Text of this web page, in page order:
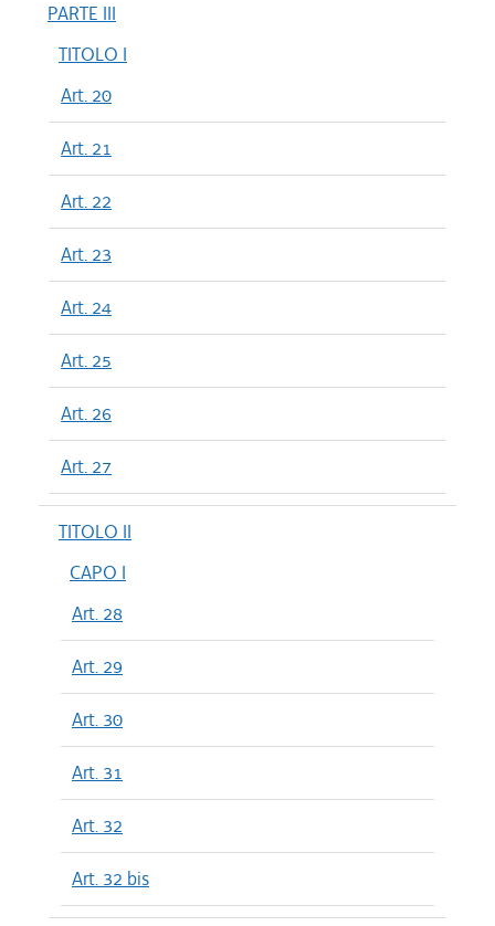
PARTE III
TITOLO I
Art. 20
Art. 21
Art. 22
Art. 23
Art. 24
Art. 25
Art. 26
Art. 27
TITOLO II
CAPO I
Art. 28
Art. 29
Art. 30
Art. 31
Art. 32
Art. 32 bis